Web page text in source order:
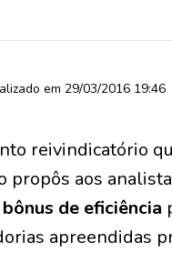
em 29/03/2016 19:46
reivindicatório
aos
bônus de eficiência
apreendidas